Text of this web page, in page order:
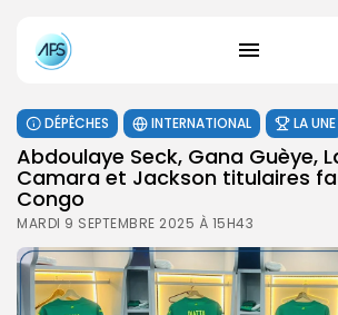
DÉPÊCHES INTERNATIONAL LA UNE
Abdoulaye Seck, Gana Guèye,
Camara et Jackson titulaires
Congo
MARDI 9 SEPTEMBRE 2025 À 15H43